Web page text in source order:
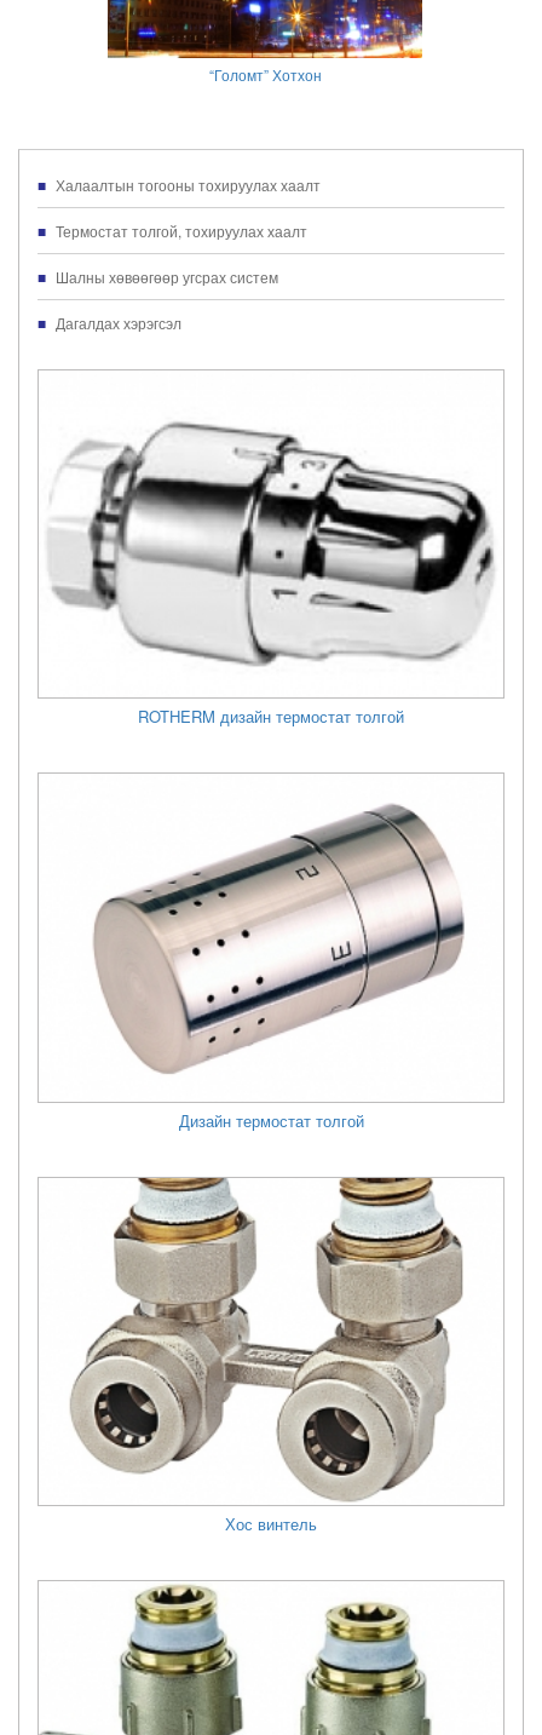
​Мон Хаус ХХК-ний орон сууцууд
Халаалтын тогооны тохируулах хаалт
Термостат толгой, тохируулах хаалт
Шалны хөвөөгөөр угсрах систем
Дагалдах хэрэгсэл
ROTHERM дизайн термостат толгой
Дизайн термостат толгой
Хос винтель